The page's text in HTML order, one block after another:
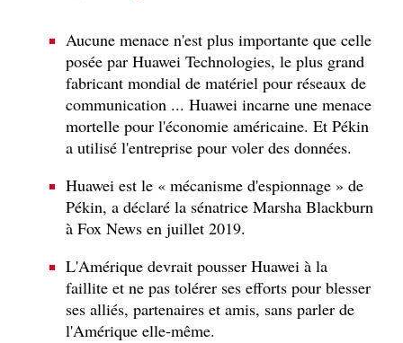
Aucune menace n'est plus importante que celle
posée par Huawei Technologies, le plus grand
fabricant mondial de matériel pour réseaux de
communication ... Huawei incarne une menace
mortelle pour l'économie américaine. Et Pékin
a utilisé l'entreprise pour voler des données.
Huawei est le « mécanisme d'espionnage » de
Pékin, a déclaré la sénatrice Marsha Blackburn
à Fox News en juillet 2019.
L'Amérique devrait pousser Huawei à la
faillite et ne pas tolérer ses efforts pour blesser
ses alliés, partenaires et amis, sans parler de
l'Amérique elle-même.